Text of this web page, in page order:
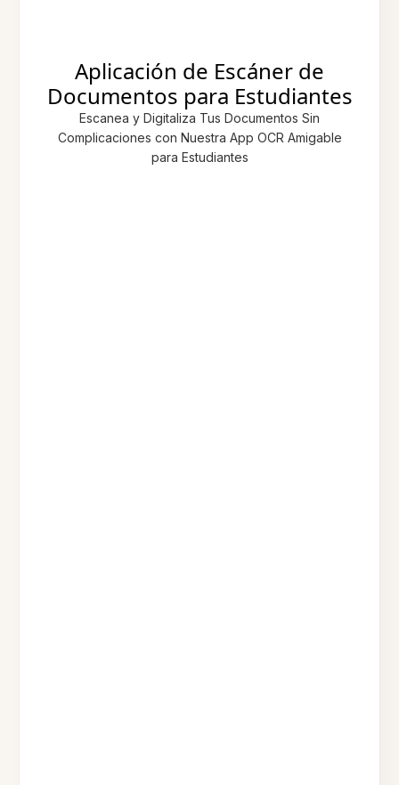
Aplicación de Escáner de
Documentos para Estudiantes
Escanea y Digitaliza Tus Documentos Sin
Complicaciones con Nuestra App OCR Amigable
para Estudiantes